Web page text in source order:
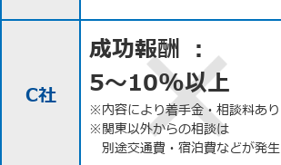
C社
成功報酬 ：
5〜10%以上
※内容により着手金・相談料あり
※関東以外からの相談は
別途交通費・宿泊費などが発生